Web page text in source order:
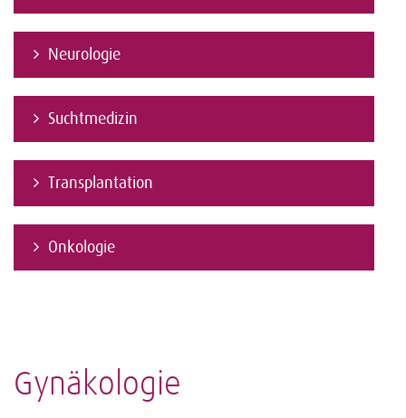
Neurologie
Suchtmedizin
Transplantation
Onkologie
Gynäkologie